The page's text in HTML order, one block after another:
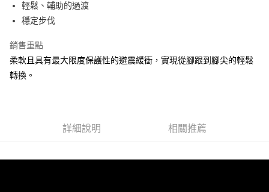
每筆NT$100，滿NT$3,500(含以上)免運費
輕鬆、輔助的過渡
穩定步伐
銷售重點
柔軟且具有最大限度保護性的避震緩衝，實現從腳跟到腳尖的輕鬆
轉換。
詳細說明 相關推薦